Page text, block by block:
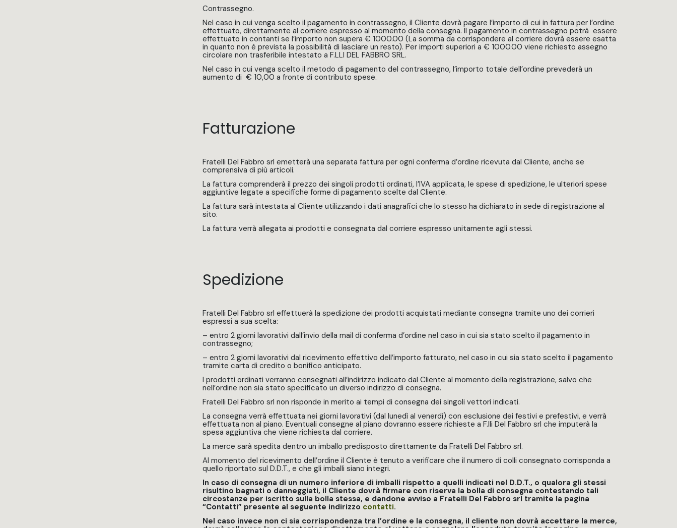
Contrassegno.
Nel caso in cui venga scelto il pagamento in contrassegno, il Cliente dovrà pagare l’importo di cui in fattura per l’ordine
effettuato, direttamente al corriere espresso al momento della consegna. Il pagamento in contrassegno potrà essere
effettuato in contanti se l’importo non supera € 1000.00 (La somma da corrispondere al corriere dovrà essere esatta
in quanto non è prevista la possibilità di lasciare un resto). Per importi superiori a € 1000.00 viene richiesto assegno
circolare non trasferibile intestato a F.LLI DEL FABBRO SRL.
Nel caso in cui venga scelto il metodo di pagamento del contrassegno, l’importo totale dell’ordine prevederà un
aumento di € 10,00 a fronte di contributo spese.
Fatturazione
Fratelli Del Fabbro srl emetterà una separata fattura per ogni conferma d’ordine ricevuta dal Cliente, anche se
comprensiva di più articoli.
La fattura comprenderà il prezzo dei singoli prodotti ordinati, l’IVA applicata, le spese di spedizione, le ulteriori spese
aggiuntive legate a specifiche forme di pagamento scelte dal Cliente.
La fattura sarà intestata al Cliente utilizzando i dati anagrafici che lo stesso ha dichiarato in sede di registrazione al
sito.
La fattura verrà allegata ai prodotti e consegnata dal corriere espresso unitamente agli stessi.
Spedizione
Fratelli Del Fabbro srl effettuerà la spedizione dei prodotti acquistati mediante consegna tramite uno dei corrieri
espressi a sua scelta:
– entro 2 giorni lavorativi dall’invio della mail di conferma d’ordine nel caso in cui sia stato scelto il pagamento in
contrassegno;
– entro 2 giorni lavorativi dal ricevimento effettivo dell’importo fatturato, nel caso in cui sia stato scelto il pagamento
tramite carta di credito o bonifico anticipato.
I prodotti ordinati verranno consegnati all’indirizzo indicato dal Cliente al momento della registrazione, salvo che
nell’ordine non sia stato specificato un diverso indirizzo di consegna.
Fratelli Del Fabbro srl non risponde in merito ai tempi di consegna dei singoli vettori indicati.
La consegna verrà effettuata nei giorni lavorativi (dal lunedì al venerdì) con esclusione dei festivi e prefestivi, e verrà
effettuata non al piano. Eventuali consegne al piano dovranno essere richieste a F.lli Del Fabbro srl che imputerà la
spesa aggiuntiva che viene richiesta dal corriere.
La merce sarà spedita dentro un imballo predisposto direttamente da Fratelli Del Fabbro srl.
Al momento del ricevimento dell’ordine il Cliente è tenuto a verificare che il numero di colli consegnato corrisponda a
quello riportato sul D.D.T., e che gli imballi siano integri.
In caso di consegna di un numero inferiore di imballi rispetto a quelli indicati nel D.D.T., o qualora gli stessi
risultino bagnati o danneggiati, il Cliente dovrà firmare con riserva la bolla di consegna contestando tali
circostanze per iscritto sulla bolla stessa, e dandone avviso a Fratelli Del Fabbro srl tramite la pagina
“Contatti” presente al seguente indirizzo contatti.
Nel caso invece non ci sia corrispondenza tra l’ordine e la consegna, il cliente non dovrà accettare la merce,